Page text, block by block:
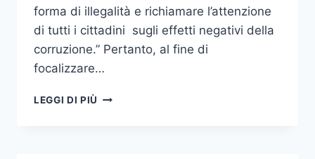
forma di illegalità e richiamare l’attenzione
di tutti i cittadini sugli effetti negativi della
corruzione.” Pertanto, al fine di
focalizzare…
LEGGI DI PIÙ GIORNATA